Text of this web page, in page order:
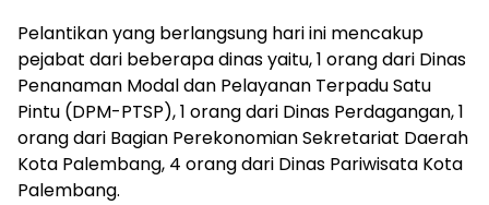
Pelantikan yang berlangsung hari ini mencakup
pejabat dari beberapa dinas yaitu, 1 orang dari Dinas
Penanaman Modal dan Pelayanan Terpadu Satu
Pintu (DPM-PTSP), 1 orang dari Dinas Perdagangan, 1
orang dari Bagian Perekonomian Sekretariat Daerah
Kota Palembang, 4 orang dari Dinas Pariwisata Kota
Palembang.